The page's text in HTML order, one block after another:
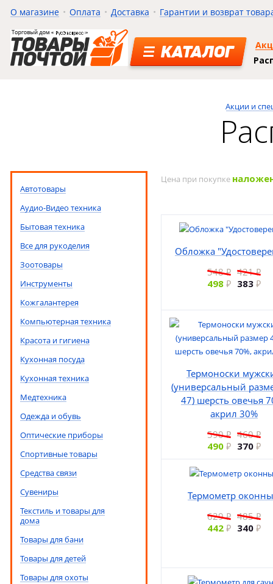
О магазине Оплата Доставка Гарантии и возврат
КАТАЛОГ
Акции и
Автотовары
Аудио-Видео техника
Бытовая техника
Все для рукоделия
Зоотовары
Инструменты
Кожгалантерея
Компьютерная техника
Красота и гигиена
Кухонная посуда
Кухонная техника
Медтехника
Одежда и обувь
Оптические приборы
Спортивные товары
Средства связи
Сувениры
Текстиль и товары для
дома
Товары для бани
Товары для детей
Товары для охоты
Цена при покупке
Обложка
548
498
421
383
Термоноски
(универсальный
47) шерсть овечья
акрил 30%
590
490
460
370
Термометр
629
442
485
340